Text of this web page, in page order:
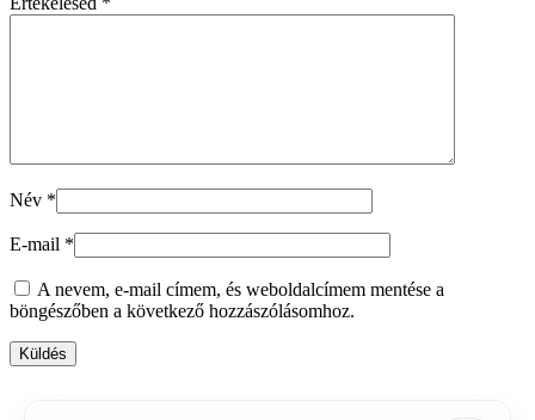
Név *
E-mail *
A nevem, e-mail címem, és weboldalcímem mentése a
böngészőben a következő hozzászólásomhoz.